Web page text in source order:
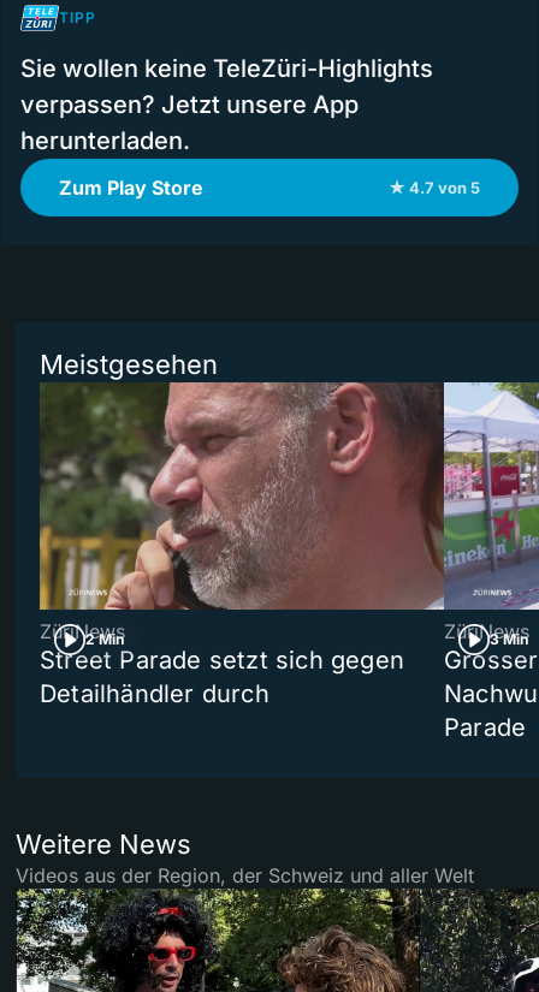
TIPP
Sie wollen keine TeleZüri-Highlights
verpassen? Jetzt unsere App
herunterladen.
Zum Play Store ★ 4.7 von 5
Meistgesehen
2 Min
ZüriNews
Street Parade setzt sich gegen
Detailhändler durch
3 Min
ZüriNews
Parade
Weitere News
Videos aus der Region, der Schweiz und aller Welt